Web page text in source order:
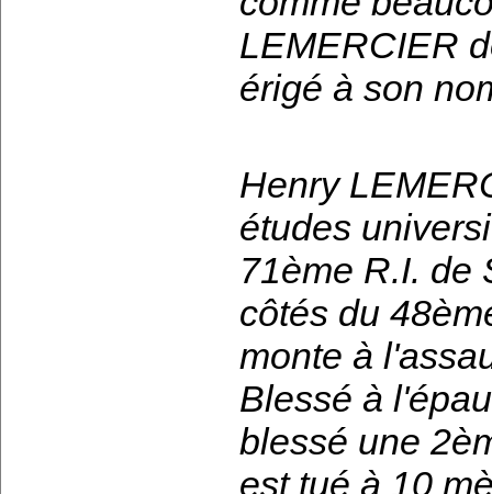
LEMERCIER
érigé à son
Henry
études
71ème R.I. de
côtés du
monte à
Blessé à
blessé une
est tué à 10